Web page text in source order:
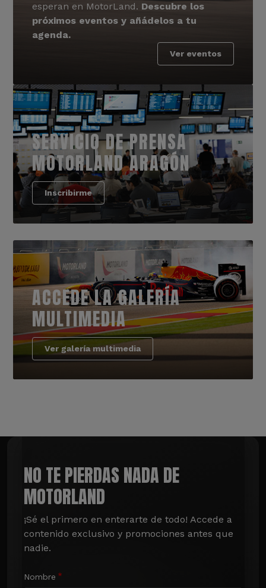
esperan en MotorLand. Descubre los
próximos eventos y añádelos a tu
agenda.
Ver eventos
SERVICIO DE PRENSA
MOTORLAND ARAGÓN
Inscribirme
ACCEDE LA GALERÍA
MULTIMEDIA
Ver galería multimedia
NO TE PIERDAS NADA DE
MOTORLAND
¡Sé el primero en enterarte de todo! Accede a
contenido exclusivo y promociones antes que
nadie.
Nombre